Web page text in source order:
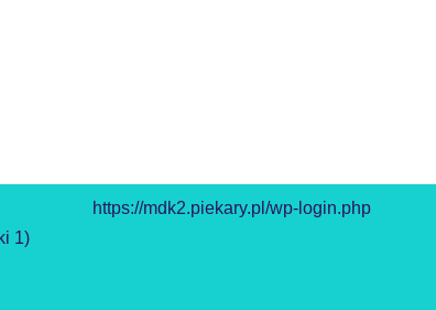
1)
https://mdk2.piekary.pl/wp-login.php